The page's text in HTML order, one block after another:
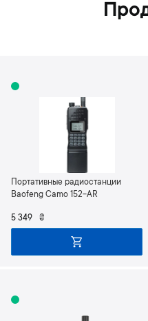
Портативные радиостанции
Baofeng Camo 152-AR
5 349 ₴